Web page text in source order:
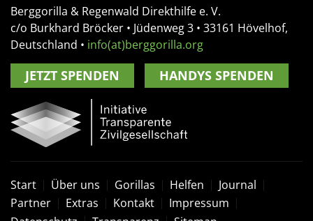
Berggorilla & Regenwald Direkthilfe e. V.
c/o Burkhard Bröcker • Jüdenweg 3 • 33161 Hövelhof,
Deutschland • info(at)berggorilla.org
JETZT SPENDEN HANDYS SPENDEN
Start Über uns Gorillas Helfen
Journal
Partner
Extras Kontakt
Impressum